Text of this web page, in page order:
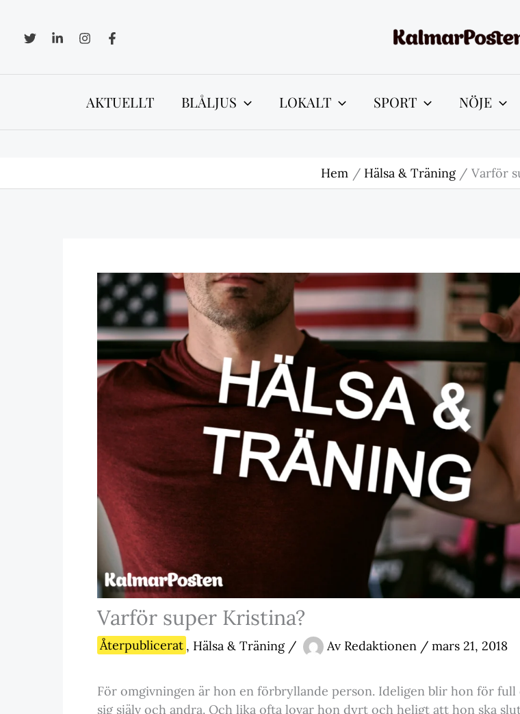
innehåll
AKTUELLT BLÅLJUS LOKALT SPORT NÖJE
Hem Hälsa & Träning Varför
Varför super Kristina?
Återpublicerat , Hälsa & Träning/ Av Redaktionen / mars 21, 2018
För omgivningen är hon en förbryllande person. Ideligen blir hon för
sig själv och andra. Och lika ofta lovar hon dyrt och heligt att hon ska